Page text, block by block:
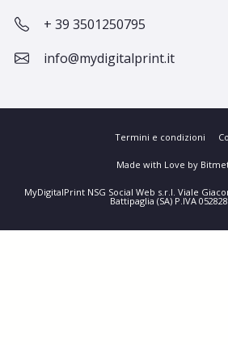
+ 39 3501250795
info@mydigitalprint.it
Termini e condizioni
Made with Love by
MyDigitalPrint NSG Social Web s.r.l. Viale
Battipaglia (SA) P.IVA